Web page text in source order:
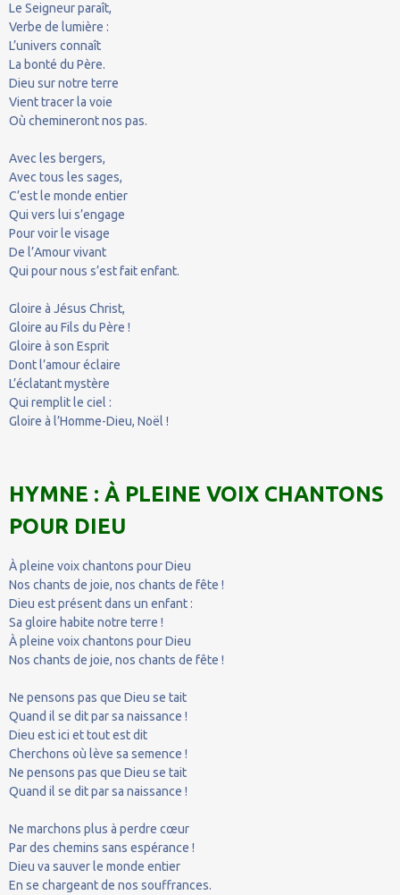
Le Seigneur paraît,
Verbe de lumière :
L’univers connaît
La bonté du Père.
Dieu sur notre terre
Vient tracer la voie
Où chemineront nos pas.
Avec les bergers,
Avec tous les sages,
C’est le monde entier
Qui vers lui s’engage
Pour voir le visage
De l’Amour vivant
Qui pour nous s’est fait enfant.
Gloire à Jésus Christ,
Gloire au Fils du Père !
Gloire à son Esprit
Dont l’amour éclaire
L’éclatant mystère
Qui remplit le ciel :
Gloire à l’Homme-Dieu, Noël !
HYMNE : À PLEINE VOIX CHANTONS
POUR DIEU
À pleine voix chantons pour Dieu
Nos chants de joie, nos chants de fête !
Dieu est présent dans un enfant :
Sa gloire habite notre terre !
À pleine voix chantons pour Dieu
Nos chants de joie, nos chants de fête !
Ne pensons pas que Dieu se tait
Quand il se dit par sa naissance !
Dieu est ici et tout est dit
Cherchons où lève sa semence !
Ne pensons pas que Dieu se tait
Quand il se dit par sa naissance !
Ne marchons plus à perdre cœur
Par des chemins sans espérance !
Dieu va sauver le monde entier
En se chargeant de nos souffrances.